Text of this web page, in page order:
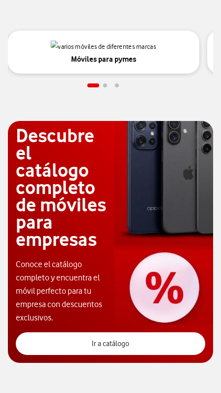
Móviles para pymes
Descubre
el
catálogo
completo
de móviles
para
empresas
Conoce el catálogo
completo y encuentra el
móvil perfecto para tu
empresa con descuentos
exclusivos.
Ir a catálogo